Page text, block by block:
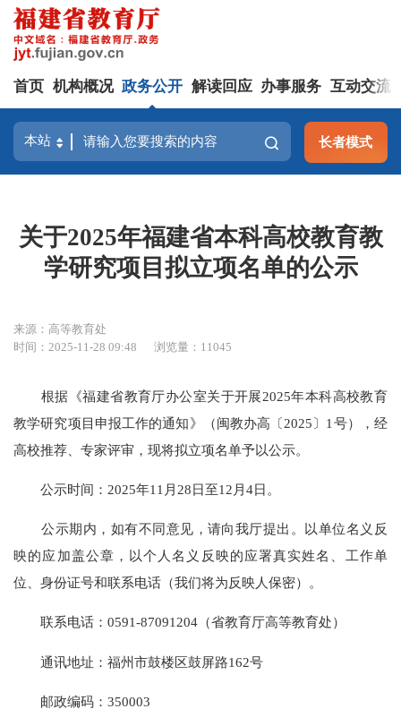
首页 机构概况 政务公开 解读回应 办事服务 互动交流
长者模式
关于2025年福建省本科高校教育教
学研究项目拟立项名单的公示
来源：高等教育处
时间：2025-11-28 09:48
浏览量：11045
根据《福建省教育厅办公室关于开展2025年本科高校教育
教学研究项目申报工作的通知》（闽教办高〔2025〕1号），经
高校推荐、专家评审，现将拟立项名单予以公示。
公示时间：2025年11月28日至12月4日。
公示期内，如有不同意见，请向我厅提出。以单位名义反
映的应加盖公章，以个人名义反映的应署真实姓名、工作单
位、身份证号和联系电话（我们将为反映人保密）。
联系电话：0591-87091204（省教育厅高等教育处）
通讯地址：福州市鼓楼区鼓屏路162号
邮政编码：350003